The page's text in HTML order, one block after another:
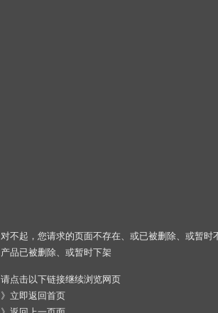
对不起，您请求的页面不存在、或已被删除、或暂时
产品已被删除、或暂时下架
请点击以下链接继续浏览网页
》 立即返回首页